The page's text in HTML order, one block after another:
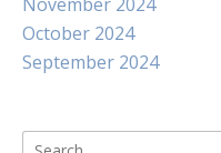
October 2024
September 2024
Search